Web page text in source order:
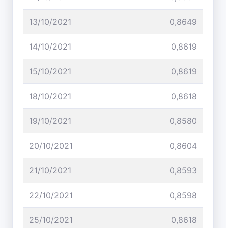
13/10/2021 0,8649
14/10/2021 0,8619
15/10/2021 0,8619
18/10/2021 0,8618
19/10/2021 0,8580
20/10/2021 0,8604
21/10/2021 0,8593
22/10/2021 0,8598
25/10/2021 0,8618